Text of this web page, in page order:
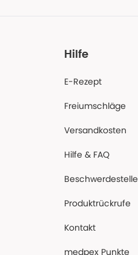
Hilfe
E-Rezept
Freiumschläge
Versandkosten
Hilfe & FAQ
Beschwerdestelle
Produktrückrufe
Kontakt
medpex Punkte